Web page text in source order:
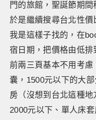
門的旅館，聖誕節期間
於是繼續搜尋台北性價
我是這樣子找的，在
宿日期，把價格由低排
前兩三頁基本不用考
囊，1500元以下的大
房（沒想到台北這種
2000元以下、單人床